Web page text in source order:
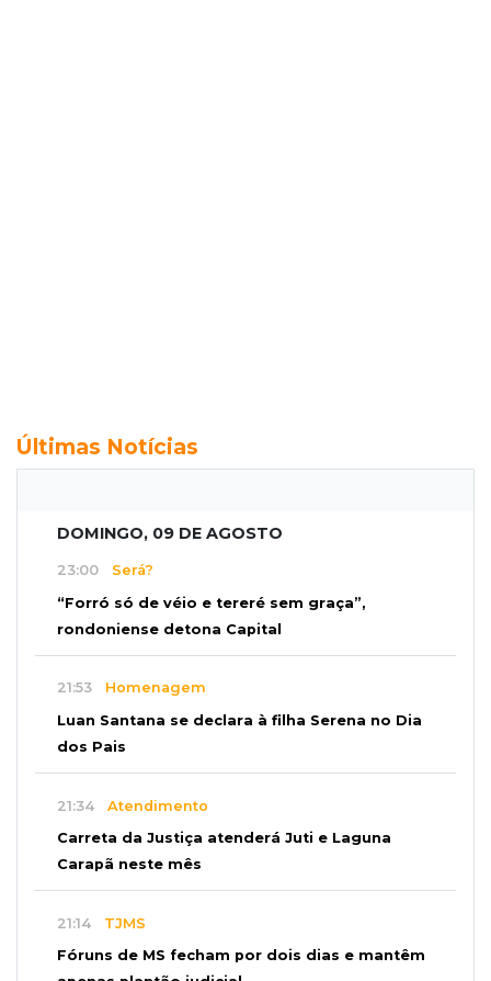
Últimas Notícias
DOMINGO, 09 DE AGOSTO
23:00 Será?
“Forró só de véio e tereré sem graça”,
rondoniense detona Capital
21:53 Homenagem
Luan Santana se declara à filha Serena no Dia
dos Pais
21:34 Atendimento
Carreta da Justiça atenderá Juti e Laguna
Carapã neste mês
21:14 TJMS
Fóruns de MS fecham por dois dias e mantêm